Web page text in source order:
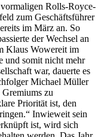
Rolls-Royce-
zum Geschäftsführer
im März an. So
der Wechsel an
Klaus Wowereit im
und somit nicht mehr
war, dauerte es
Michael Müller
zu
Priorität ist, den
Inwieweit sein
ist, wird sich